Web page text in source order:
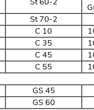
St 70-2
C 10
C 35
C 45
C 55
GS 45
GS 60